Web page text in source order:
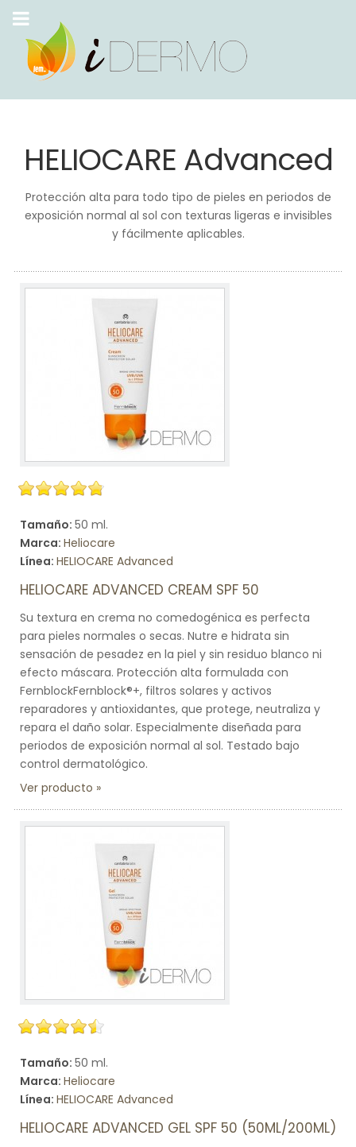
HELIOCARE Advanced
Protección alta para todo tipo de pieles en periodos de
exposición normal al sol con texturas ligeras e invisibles
y fácilmente aplicables.
Tamaño: 50 ml.
Marca: Heliocare
Línea: HELIOCARE Advanced
HELIOCARE ADVANCED CREAM SPF 50
Su textura en crema no comedogénica es perfecta
para pieles normales o secas. Nutre e hidrata sin
sensación de pesadez en la piel y sin residuo blanco ni
efecto máscara. Protección alta formulada con
FernblockFernblock®+, filtros solares y activos
reparadores y antioxidantes, que protege, neutraliza y
repara el daño solar. Especialmente diseñada para
periodos de exposición normal al sol. Testado bajo
control dermatológico.
Ver producto
Tamaño: 50 ml.
Marca: Heliocare
Línea: HELIOCARE Advanced
HELIOCARE ADVANCED GEL SPF 50 (50ML/200ML)